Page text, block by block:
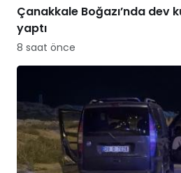
Çanakkale Boğazı’nda dev
yaptı
8 saat önce